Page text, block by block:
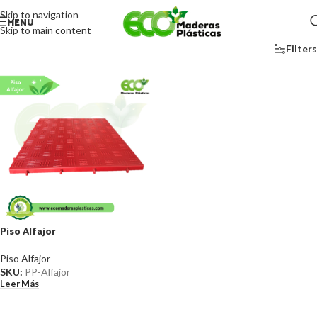
Skip to navigation
Skip to main content
MENU
Filters
Piso Alfajor
Piso Alfajor
SKU: PP-Alfajor
Leer Más